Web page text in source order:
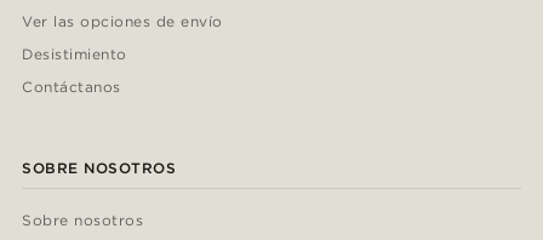
Ver las opciones de envío
Desistimiento
Contáctanos
SOBRE NOSOTROS
Sobre nosotros